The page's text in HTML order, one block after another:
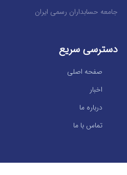
جامعه حسابداران رسمی ایران
دسترسی سریع
صفحه اصلی
اخبار
درباره ما
تماس با ما